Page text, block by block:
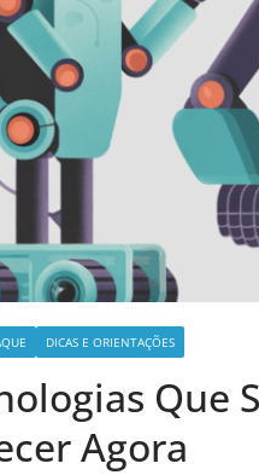
DICAS E ORIENTAÇÕES
Que
Agora